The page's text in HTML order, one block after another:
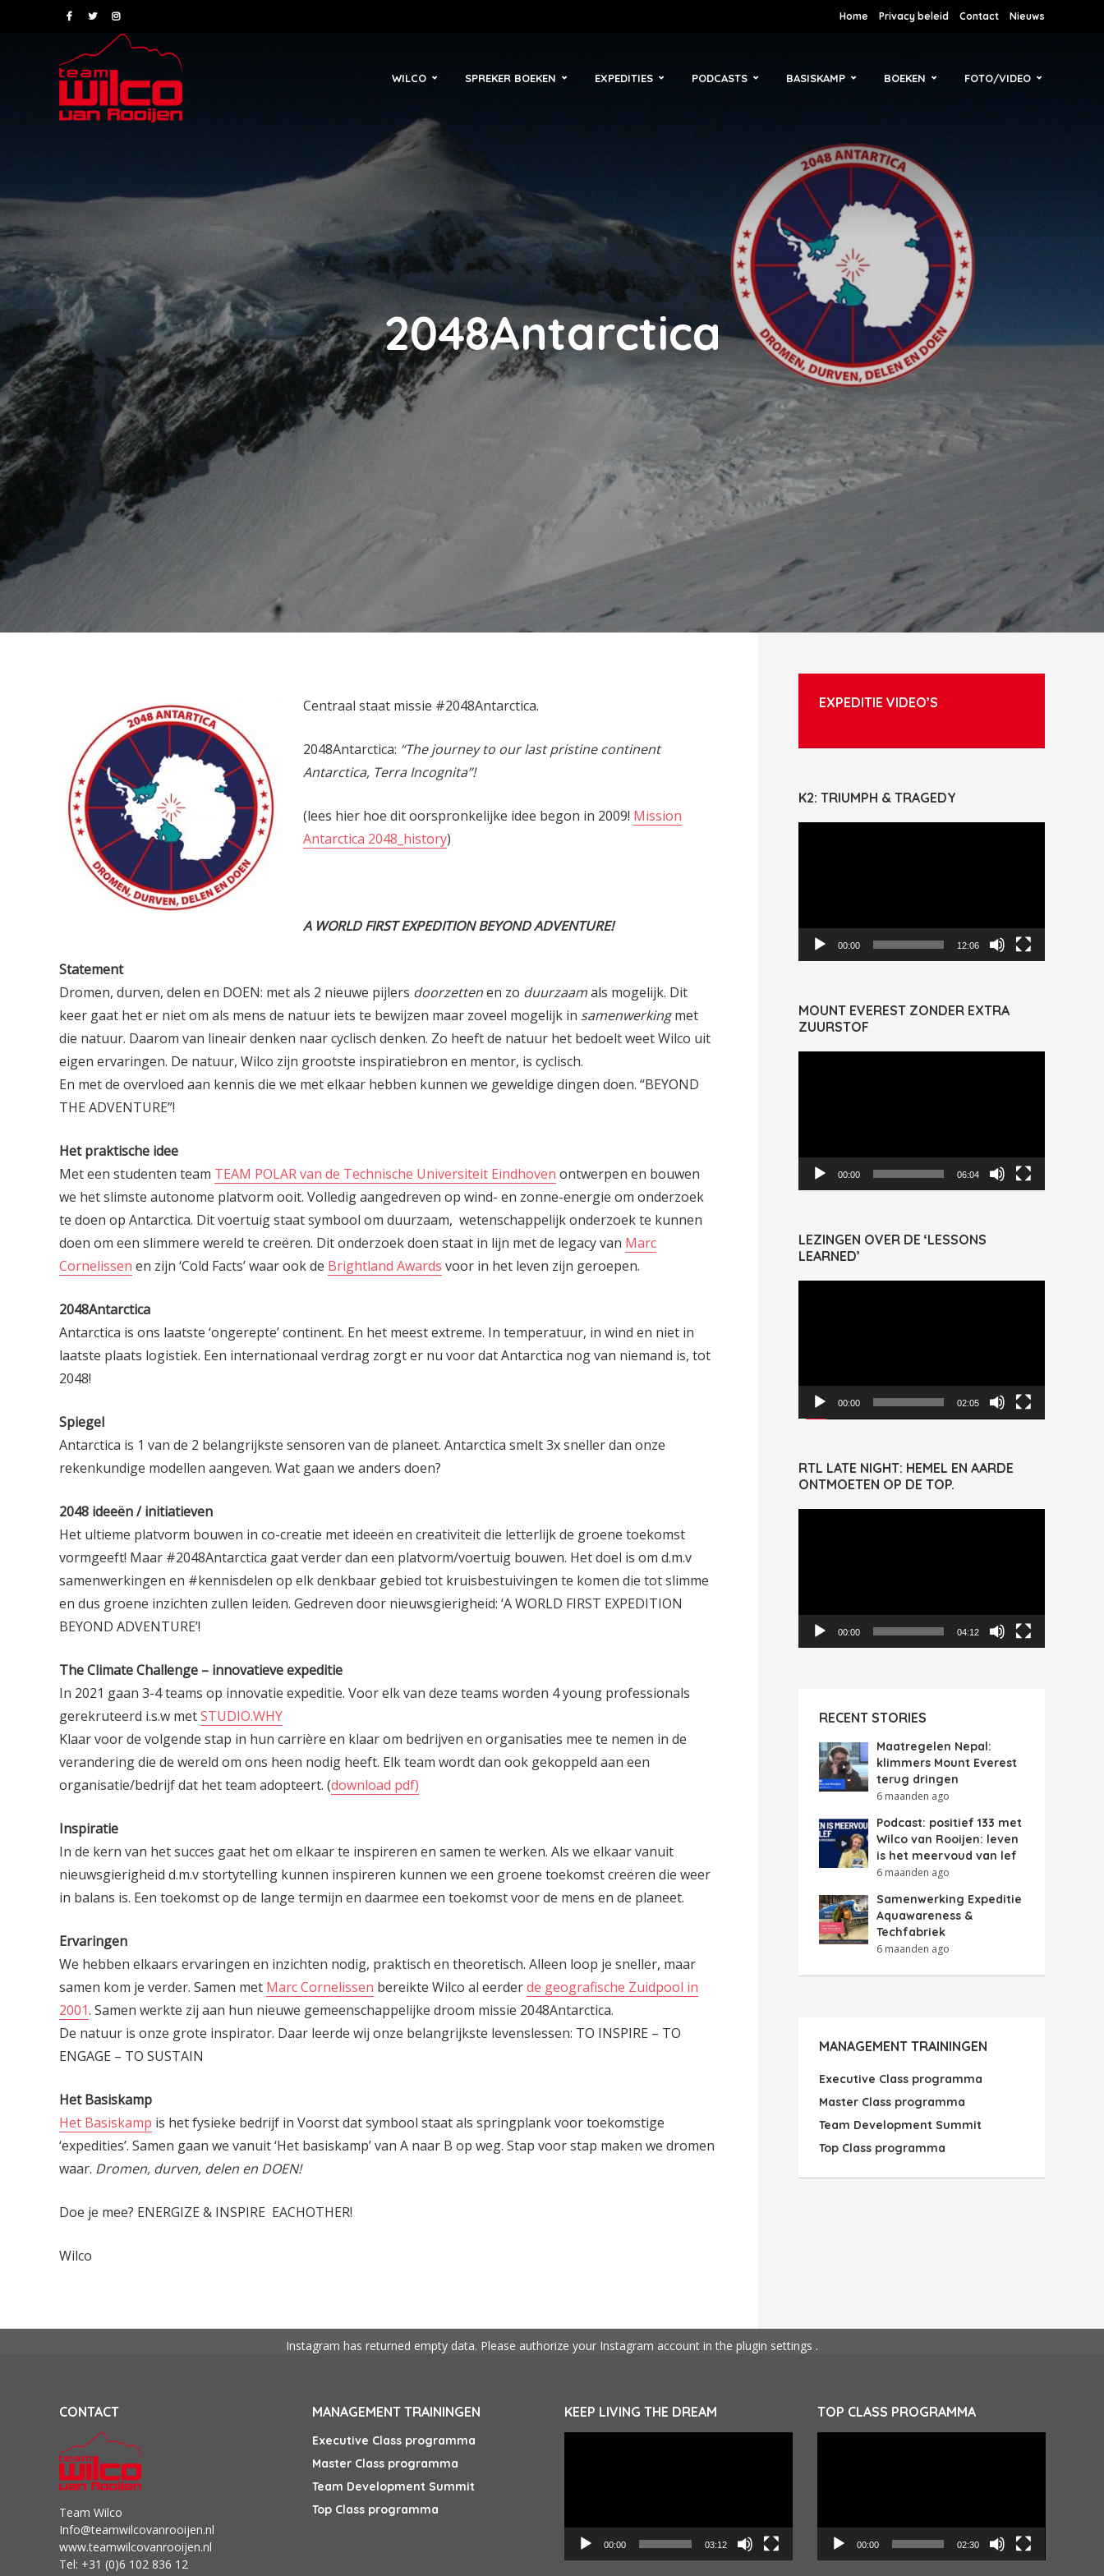
Home Privacy beleid Contact Nieuws
WILCO SPREKER BOEKEN EXPEDITIES PODCASTS BASISKAMP BOEKEN FOTO/VIDEO
2048Antarctica
Centraal staat missie #2048Antarctica.
2048Antarctica: “The journey to our last pristine continent
Antarctica, Terra Incognita”!
(lees hier hoe dit oorspronkelijke idee begon in 2009! Mission
Antarctica 2048_history)
A WORLD FIRST EXPEDITION BEYOND ADVENTURE!
Statement
Dromen, durven, delen en DOEN: met als 2 nieuwe pijlers doorzettenen zo duurzaamals mogelijk. Dit
keer gaat het er niet om als mens de natuur iets te bewijzen maar zoveel mogelijk in samenwerkingmet
die natuur. Daarom van lineair denken naar cyclisch denken. Zo heeft de natuur het bedoelt weet Wilco uit
eigen ervaringen. De natuur, Wilco zijn grootste inspiratiebron en mentor, is cyclisch.
En met de overvloed aan kennis die we met elkaar hebben kunnen we geweldige dingen doen. “BEYOND
THE ADVENTURE”!
Het praktische idee
Met een studenten team TEAM POLAR van de Technische Universiteit Eindhoven ontwerpen en bouwen
we het slimste autonome platvorm ooit. Volledig aangedreven op wind- en zonne-energie om onderzoek
te doen op Antarctica. Dit voertuig staat symbool om duurzaam, wetenschappelijk onderzoek te kunnen
doen om een slimmere wereld te creëren. Dit onderzoek doen staat in lijn met de legacy van Marc
Cornelissen en zijn ‘Cold Facts’ waar ook de Brightland Awards voor in het leven zijn geroepen.
2048Antarctica
Antarctica is ons laatste ‘ongerepte’ continent. En het meest extreme. In temperatuur, in wind en niet in
laatste plaats logistiek. Een internationaal verdrag zorgt er nu voor dat Antarctica nog van niemand is, tot
2048!
Spiegel
Antarctica is 1 van de 2 belangrijkste sensoren van de planeet. Antarctica smelt 3x sneller dan onze
rekenkundige modellen aangeven. Wat gaan we anders doen?
2048 ideeën / initiatieven
Het ultieme platvorm bouwen in co-creatie met ideeën en creativiteit die letterlijk de groene toekomst
vormgeeft! Maar #2048Antarctica gaat verder dan een platvorm/voertuig bouwen. Het doel is om d.m.v
samenwerkingen en #kennisdelen op elk denkbaar gebied tot kruisbestuivingen te komen die tot slimme
en dus groene inzichten zullen leiden. Gedreven door nieuwsgierigheid: ‘A WORLD FIRST EXPEDITION
BEYOND ADVENTURE’!
The Climate Challenge – innovatieve expeditie
In 2021 gaan 3-4 teams op innovatie expeditie. Voor elk van deze teams worden 4 young professionals
gerekruteerd i.s.w metSTUDIO.WHY
Klaar voor de volgende stap in hun carrière en klaar om bedrijven en organisaties mee te nemen in de
verandering die de wereld om ons heen nodig heeft. Elk team wordt dan ook gekoppeld aan een
organisatie/bedrijf dat het team adopteert. (download pdf)
Inspiratie
In de kern van het succes gaat het om elkaar te inspireren en samen te werken. Als we elkaar vanuit
nieuwsgierigheid d.m.v stortytelling kunnen inspireren kunnen we een groene toekomst creëren die weer
in balans is. Een toekomst op de lange termijn en daarmee een toekomst voor de mens en de planeet.
Ervaringen
We hebben elkaars ervaringen en inzichten nodig, praktisch en theoretisch. Alleen loop je sneller, maar
samen kom je verder. Samen met Marc Cornelissen bereikte Wilco al eerderde geografische Zuidpool in
2001. Samen werkte zij aan hun nieuwe gemeenschappelijke droom missie 2048Antarctica.
De natuur is onze grote inspirator. Daar leerde wij onze belangrijkste levenslessen: TO INSPIRE – TO
ENGAGE – TO SUSTAIN
Het Basiskamp
Het Basiskamp is het fysieke bedrijf in Voorst dat symbool staat als springplank voor toekomstige
‘expedities’. Samen gaan we vanuit ‘Het basiskamp’ van A naar B op weg. Stap voor stap maken we dromen
waar. Dromen, durven, delen en DOEN!
Doe je mee? ENERGIZE & INSPIRE EACHOTHER!
Wilco
EXPEDITIE VIDEO’S
K2: TRIUMPH & TRAGEDY
00:00 12:06
MOUNT EVEREST ZONDER EXTRA
ZUURSTOF
00:00 06:04
LEZINGEN OVER DE ‘LESSONS
LEARNED’
00:00 02:05
RTL LATE NIGHT: HEMEL EN AARDE
ONTMOETEN OP DE TOP.
00:00 04:12
RECENT STORIES
Maatregelen Nepal:
klimmers Mount Everest
terug dringen
6 maanden ago
Podcast: positief 133 met
Wilco van Rooijen: leven
is het meervoud van lef
6 maanden ago
Samenwerking Expeditie
Aquawareness &
Techfabriek
6 maanden ago
MANAGEMENT TRAININGEN
Executive Class programma
Master Class programma
Team Development Summit
Top Class programma
Instagram has returned empty data. Please authorize your Instagram account in the plugin settings .
CONTACT
Team Wilco
Info@teamwilcovanrooijen.nl
www.teamwilcovanrooijen.nl
Tel: +31 (0)6 102 836 12
MANAGEMENT TRAININGEN
Executive Class programma
Master Class programma
Team Development Summit
Top Class programma
KEEP LIVING THE DREAM
00:00 03:12
TOP CLASS PROGRAMMA
00:00 02:30